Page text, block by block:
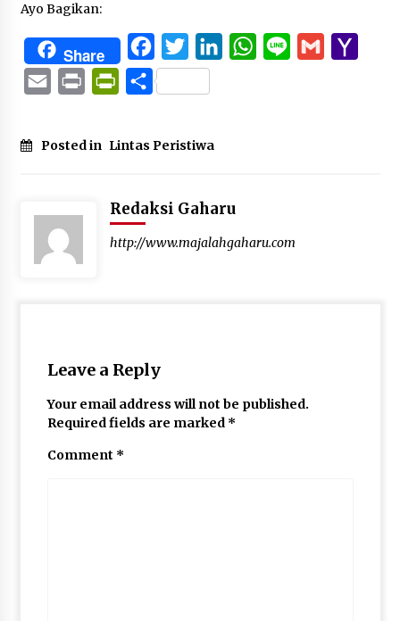
Ayo Bagikan:
Share FacebookTwitterLinkedInWhatsApp
Line Gmail
Email Print PrintFriendly
Share
Posted in Lintas Peristiwa
Redaksi Gaharu
http://www.majalahgaharu.com
Leave a Reply
Your email address will not be published.
Required fields are marked *
Comment *